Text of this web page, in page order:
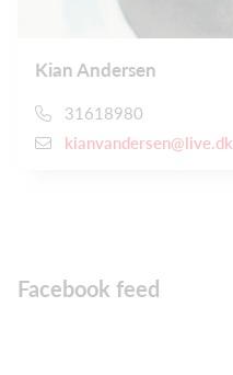
Kian Andersen
31618980
kianvandersen@live.dk
Facebook feed